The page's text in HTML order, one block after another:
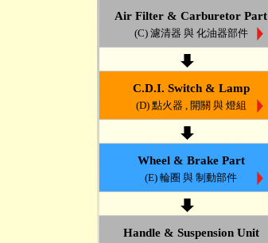
Air Filter & Carburetor Part
(C) 濾清器 與 化油器部件
C.D.I. Switch & Lamp
(D) 點火器 , 開關 與 燈組
Wheel & Brake Part
(E) 輪圈 與 制動部件
Handle & Suspension Unit